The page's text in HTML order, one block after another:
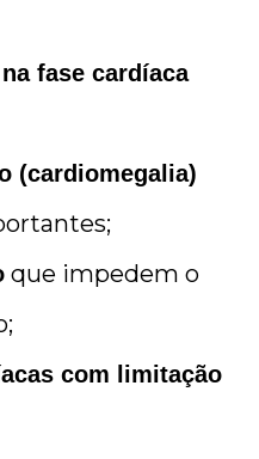
fase cardíaca
(cardiomegalia)
que impedem o
com limitação